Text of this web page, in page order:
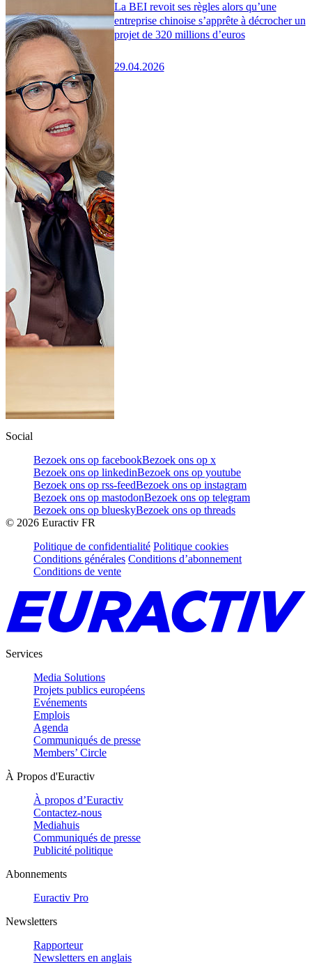
La BEI revoit ses règles alors qu’une
entreprise chinoise s’apprête à décrocher un
projet de 320 millions d’euros
29.04.2026
Social
Bezoek ons op facebookBezoek ons op x
Bezoek ons op linkedinBezoek ons op youtube
Bezoek ons op rss-feedBezoek ons op instagram
Bezoek ons op mastodonBezoek ons op telegram
Bezoek ons op blueskyBezoek ons op threads
© 2026 Euractiv FR
Politique de confidentialité Politique cookies
Conditions générales Conditions d’abonnement
Conditions de vente
Services
Media Solutions
Projets publics européens
Evénements
Emplois
Agenda
Communiqués de presse
Members’ Circle
À Propos d'Euractiv
À propos d’Euractiv
Contactez-nous
Mediahuis
Communiqués de presse
Publicité politique
Abonnements
Euractiv Pro
Newsletters
Rapporteur
Newsletters en anglais